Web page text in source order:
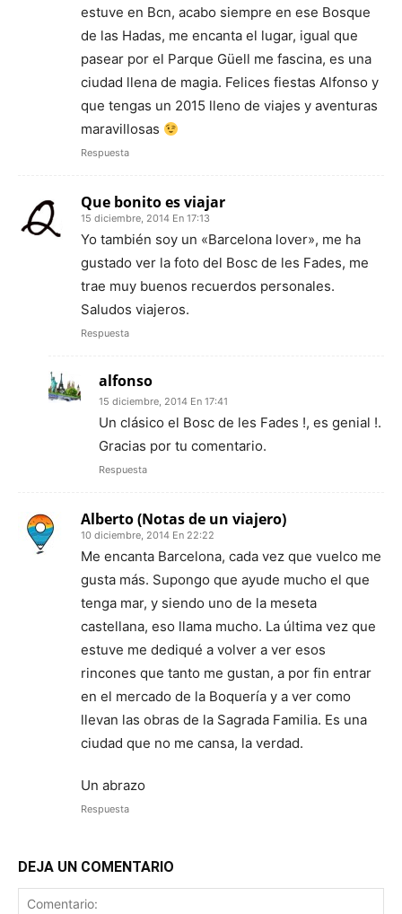
estuve en Bcn, acabo siempre en ese Bosque
de las Hadas, me encanta el lugar, igual que
pasear por el Parque Güell me fascina, es una
ciudad llena de magia. Felices fiestas Alfonso y
que tengas un 2015 lleno de viajes y aventuras
maravillosas
Respuesta
Que bonito es viajar
15 diciembre, 2014 En 17:13
Yo también soy un «Barcelona lover», me ha
gustado ver la foto del Bosc de les Fades, me
trae muy buenos recuerdos personales.
Saludos viajeros.
Respuesta
alfonso
15 diciembre, 2014 En 17:41
Un clásico el Bosc de les Fades !, es genial !.
Gracias por tu comentario.
Respuesta
Alberto (Notas de un viajero)
10 diciembre, 2014 En 22:22
Me encanta Barcelona, cada vez que vuelco me
gusta más. Supongo que ayude mucho el que
tenga mar, y siendo uno de la meseta
castellana, eso llama mucho. La última vez que
estuve me dediqué a volver a ver esos
rincones que tanto me gustan, a por fin entrar
en el mercado de la Boquería y a ver como
llevan las obras de la Sagrada Familia. Es una
ciudad que no me cansa, la verdad.
Un abrazo
Respuesta
DEJA UN COMENTARIO